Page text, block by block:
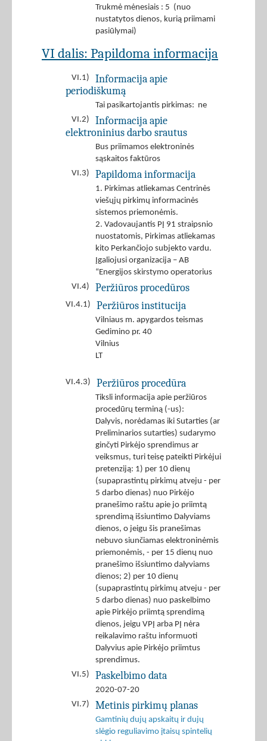
Trukmė mėnesiais : 5 (nuo
nustatytos dienos, kurią priimami
pasiūlymai)
VI dalis: Papildoma informacija
VI.1)
Informacija apie
periodiškumą
Tai pasikartojantis pirkimas: ne
VI.2)
Informacija apie
elektroninius darbo srautus
Bus priimamos elektroninės
sąskaitos faktūros
VI.3)
Papildoma informacija
1. Pirkimas atliekamas Centrinės
viešųjų pirkimų informacinės
sistemos priemonėmis.
2. Vadovaujantis PĮ 91 straipsnio
nuostatomis, Pirkimas atliekamas
kito Perkančiojo subjekto vardu.
Įgaliojusi organizacija – AB
“Energijos skirstymo operatorius
VI.4)
Peržiūros procedūros
VI.4.1) Peržiūros institucija
Vilniaus m. apygardos teismas
Gedimino pr. 40
Vilnius
LT
VI.4.3) Peržiūros procedūra
Tiksli informacija apie peržiūros
procedūrų terminą (-us):
Dalyvis, norėdamas iki Sutarties (ar
Preliminarios sutarties) sudarymo
ginčyti Pirkėjo sprendimus ar
veiksmus, turi teisę pateikti Pirkėjui
pretenziją: 1) per 10 dienų
(supaprastintų pirkimų atveju - per
5 darbo dienas) nuo Pirkėjo
pranešimo raštu apie jo priimtą
sprendimą išsiuntimo Dalyviams
dienos, o jeigu šis pranešimas
nebuvo siunčiamas elektroninėmis
priemonėmis, - per 15 dienų nuo
pranešimo išsiuntimo dalyviams
dienos; 2) per 10 dienų
(supaprastintų pirkimų atveju - per
5 darbo dienas) nuo paskelbimo
apie Pirkėjo priimtą sprendimą
dienos, jeigu VPĮ arba PĮ nėra
reikalavimo raštu informuoti
Dalyvius apie Pirkėjo priimtus
sprendimus.
VI.5)
Paskelbimo data
2020-07-20
VI.7)
Metinis pirkimų planas
Gamtinių dujų apskaitų ir dujų
slėgio reguliavimo įtaisų spintelių